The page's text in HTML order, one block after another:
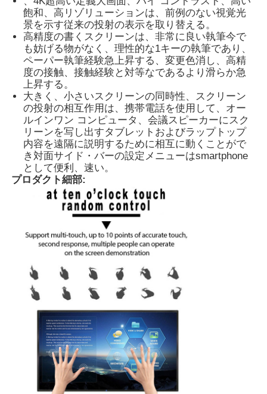
ホーム
製品
ビデオ
企業情報
会社案内
品質管理
お問い合わせ
見積依頼
デジタル相互黒板
教育相互Whiteboard
飽和、高リゾリューションは、前例のない視覚光
景を示す従来の投射の表示を取り替える。
高精度の書くスクリーンは、非常に良い執筆今で
も妨げる物がなく、理性的な1キーの執筆であり、
ペーパー執筆経験急上昇する、変更色消し、高精
度の接触、接触経験と対等なであるより滑らか急
上昇する。
大きく、小さいスクリーンの同時性、スクリーン
の投射の相互作用は、携帯電話を使用して、オー
ルインワン コンピュータ、会議スピーカーにスク
リーンを写し出すタブレットおよびラップトップ
内容を遠隔に説明するために相互に動くことがで
き対面サイド・バーの設定メニューはsmartphone
として便利、速い。
プロダクト細部: